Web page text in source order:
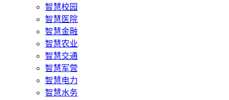
智慧校园
智慧医院
智慧金融
智慧农业
智慧交通
智慧军营
智慧电力
智慧水务